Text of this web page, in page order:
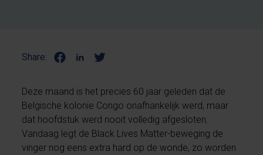
Share:
Deze maand is het precies 60 jaar geleden dat de
Belgische kolonie Congo onafhankelijk werd, maar
dat hoofdstuk werd nooit volledig afgesloten.
Vandaag legt de Black Lives Matter-beweging de
vinger nog eens extra hard op de wonde, zo worden